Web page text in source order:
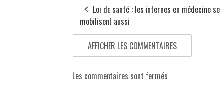
Loi de santé : les internes en médecine se
mobilisent aussi
AFFICHER LES COMMENTAIRES
Les commentaires sont fermés